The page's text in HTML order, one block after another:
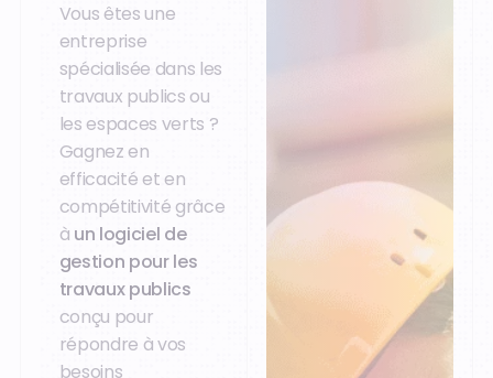
Vous êtes une
entreprise
spécialisée dans les
travaux publics ou
les espaces verts ?
Gagnez en
efficacité et en
compétitivité grâce
à un logiciel de
gestion pour les
travaux publics
conçu pour
répondre à vos
besoins